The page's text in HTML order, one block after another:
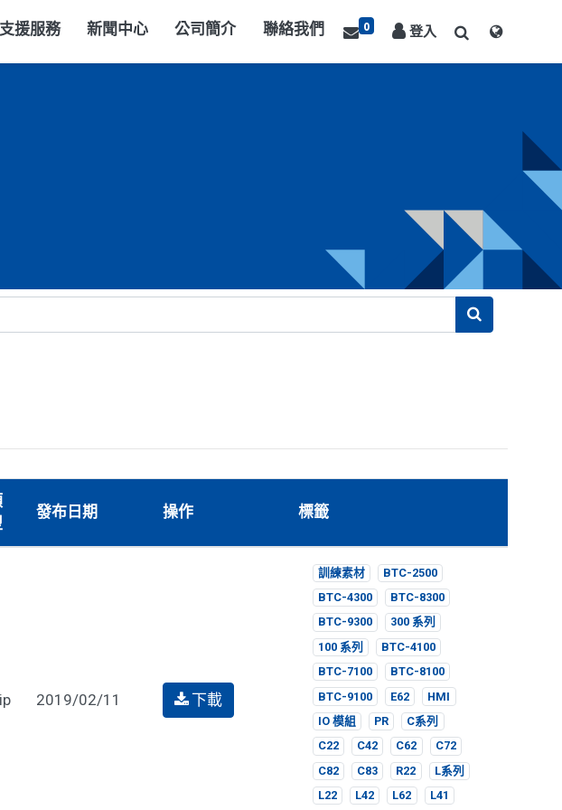
支援服務 新聞中心 公司簡介 聯絡我們 0 登入
發布日期 操作 標籤
2019/02/11 下載
訓練素材
BTC-2500
BTC-4300
BTC-8300
BTC-9300
300 系列
100 系列
BTC-4100
BTC-7100
BTC-8100
BTC-9100
E62
HMI
IO 模組
PR
C系列
C22
C42 C62
C72
C82
C83 R22
L系列
L22
L42 L62 L41